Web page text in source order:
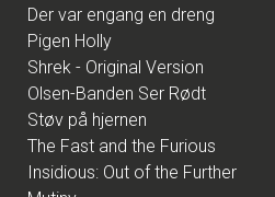
Der var engang en dreng
Pigen Holly
Shrek - Original Version
Olsen-Banden Ser Rødt
Støv på hjernen
The Fast and the Furious
Insidious: Out of the Further